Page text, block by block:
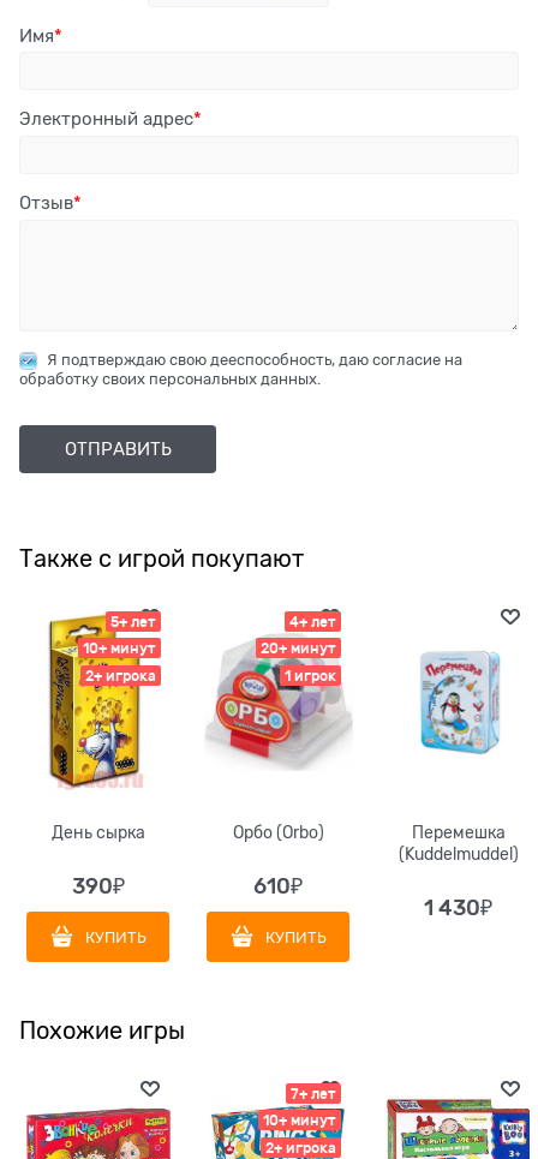
Имя
Электронный адрес
Отзыв
Я подтверждаю свою дееспособность, даю согласие на
обработку своих персональных данных.
Также с игрой покупают
5+ лет
10+ минут
2+ игрока
День сырка
390₽
КУПИТЬ
4+ лет
20+ минут
1 игрок
Орбо (Orbo)
610₽
КУПИТЬ
Перемешка
(Kuddelmuddel)
1 430₽
Похожие игры
7+ лет
10+ минут
2+ игрока